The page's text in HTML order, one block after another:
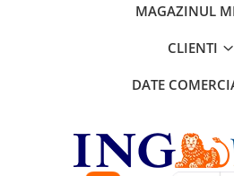
MAGAZINUL
CLIENTI
DATE